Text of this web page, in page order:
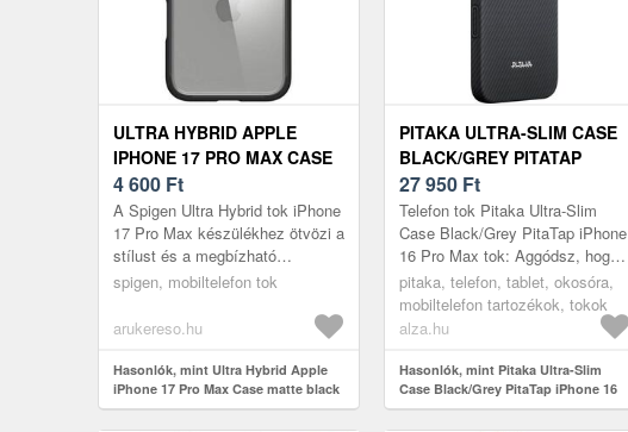
ULTRA HYBRID APPLE
IPHONE 17 PRO MAX CASE
MATTE BLACK (ACS10279)
4 600 Ft
A Spigen Ultra Hybrid tok iPhone
17 Pro Max készülékhez ötvözi a
stílust és a megbízható
védelmet. A hibrid konstrukció –
spigen, mobiltelefon tok
arukereso.hu
Hasonlók, mint Ultra Hybrid Apple
iPhone 17 Pro Max Case matte black
(ACS10279)
PITAKA ULTRA-SLIM CASE
BLACK/GREY PITATAP
IPHONE 16 PRO MAX TOK
27 950 Ft
Telefon tok Pitaka Ultra-Slim
Case Black/Grey PitaTap iPhone
16 Pro Max tok: Aggódsz, hogy
esetleg megsérül a vadi új
telefonod? Ezen praktikus App...
pitaka, telefon, tablet, okosóra,
mobiltelefon tartozékok, tokok
alza.hu
Hasonlók, mint Pitaka Ultra-Slim
Case Black/Grey PitaTap iPhone 16
Pro Max tok